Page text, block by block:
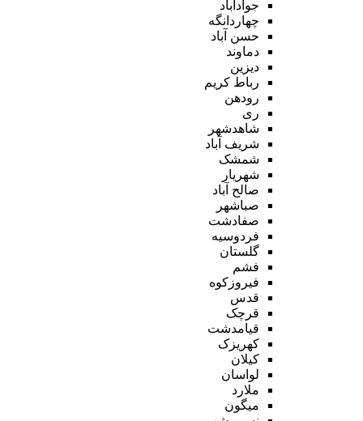
جوادآباد
چهاردانگه
حسن آباد
دماوند
دیزین
رباط کریم
رودهن
ری
شاهدشهر
شریف آباد
شمشک
شهریار
صالح آباد
صباشهر
صفادشت
فردوسیه
گلستان
فشم
فیروزکوه
قدس
قرچک
قیامدشت
کهریزک
کیلان
لواسان
ملارد
میگون